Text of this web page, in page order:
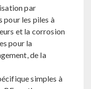
par
pour les piles à
et la corrosion
pour la
de la
simples à